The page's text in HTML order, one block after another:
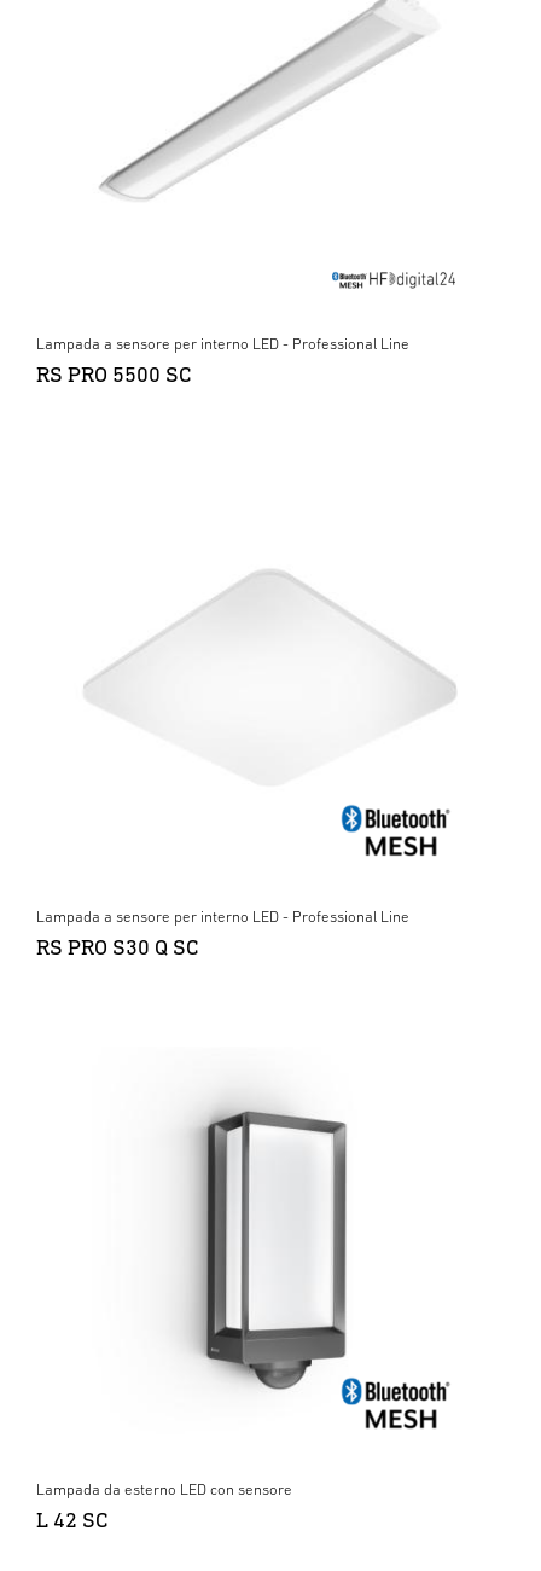
Lampada a sensore per interno LED - Professional Line
RS PRO 5500 SC
Lampada a sensore per interno LED - Professional Line
RS PRO S30 Q SC
Lampada da esterno LED con sensore
L 42 SC